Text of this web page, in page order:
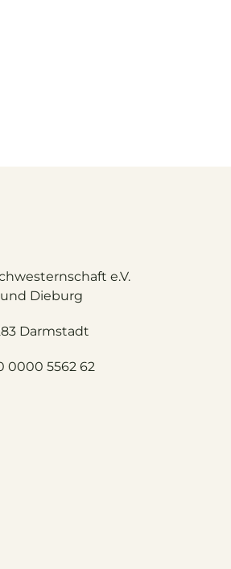
e.V.
Dieburg
Darmstadt
0000 5562 62